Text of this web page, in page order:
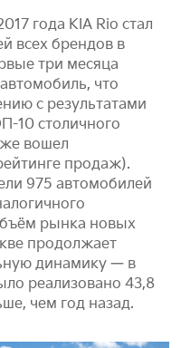
года KIA Rio стал
всех брендов в
три месяца
что
с результатами
10 столичного
вошел
продаж).
975 автомобилей
рынка новых
продолжает
динамику — в
реализовано 43,8
чем год назад.